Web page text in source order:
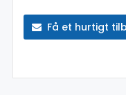
Få et hurtigt